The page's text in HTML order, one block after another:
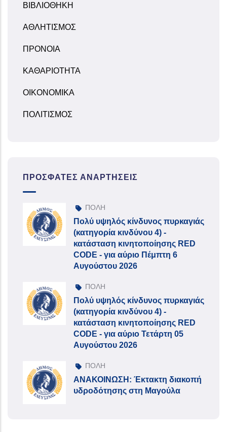
ΒΙΒΛΙΟΘΗΚΗ
ΑΘΛΗΤΙΣΜΟΣ
ΠΡΟΝΟΙΑ
ΚΑΘΑΡΙΟΤΗΤΑ
ΟΙΚΟΝΟΜΙΚΑ
ΠΟΛΙΤΙΣΜΟΣ
ΠΡΌΣΦΑΤΕΣ ΑΝΑΡΤΉΣΕΙΣ
ΠΟΛΗ
Πολύ υψηλός κίνδυνος πυρκαγιάς
(κατηγορία κινδύνου 4) -
κατάσταση κινητοποίησης RED
CODE - για αύριο Πέμπτη 6
Αυγούστου 2026
ΠΟΛΗ
Πολύ υψηλός κίνδυνος πυρκαγιάς
(κατηγορία κινδύνου 4) -
κατάσταση κινητοποίησης RED
CODE - για αύριο Τετάρτη 05
Αυγούστου 2026
ΠΟΛΗ
ΑΝΑΚΟΙΝΩΣΗ: Έκτακτη διακοπή
υδροδότησης στη Μαγούλα